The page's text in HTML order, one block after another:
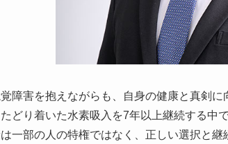
障害を抱えながらも、自身の健康と真剣
どり着いた水素吸入を7年以上継続する中
一部の人の特権ではなく、正しい選択と